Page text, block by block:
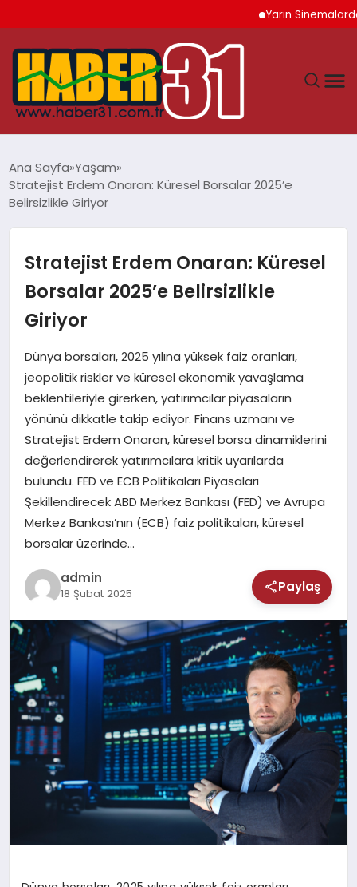
Yarın Sinemalarda 6
HATAY
GÜNDEM
MAGAZIN
SAĞLIK
TEKNOLOJI
Ana Sayfa Yaşam
Stratejist Erdem Onaran: Küresel Borsalar 2025’e
Belirsizlikle Giriyor
Stratejist Erdem Onaran: Küresel
Borsalar 2025’e Belirsizlikle
Giriyor
Dünya borsaları, 2025 yılına yüksek faiz oranları,
jeopolitik riskler ve küresel ekonomik yavaşlama
beklentileriyle girerken, yatırımcılar piyasaların
yönünü dikkatle takip ediyor. Finans uzmanı ve
Stratejist Erdem Onaran, küresel borsa dinamiklerini
değerlendirerek yatırımcılara kritik uyarılarda
bulundu. FED ve ECB Politikaları Piyasaları
Şekillendirecek ABD Merkez Bankası (FED) ve Avrupa
Merkez Bankası’nın (ECB) faiz politikaları, küresel
borsalar üzerinde…
admin
18 Şubat 2025 Paylaş